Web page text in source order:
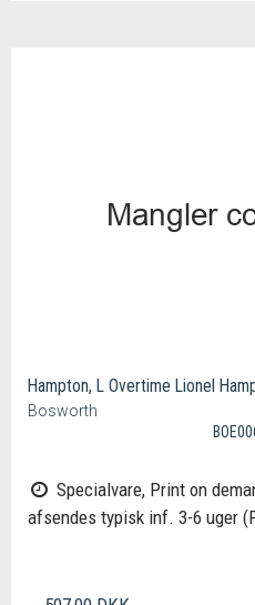
Hampton, L Overtime Lionel
Bosworth
Specialvare, Print on
afsendes typisk inf. 3-6 uger